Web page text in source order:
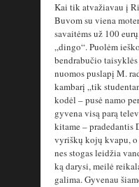
Kai tik atvažiavau į
Buvom su viena
savaitėms už 100
„dingo“. Puolėm
bendrabučio
nuomos puslapį M.
kambarį „tik
kodėl – pusė namo
gyvena visą parą
kitame – pradedantis
vyriškų kojų kvapu,
nes stogas leidžia
ką darysi, meilė
galima. Gyvenau